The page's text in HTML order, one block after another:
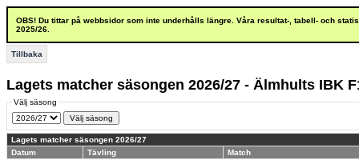
OBS! Du tittar på webbsidor som inte underhålls längre. Våra resultat-, tabell- och
2025/26.
Tillbaka
Lagets matcher säsongen 2026/27 - Älmhults IBK
Välj säsong
Lagets matcher säsongen 2026/27
Datum
Tävling Match